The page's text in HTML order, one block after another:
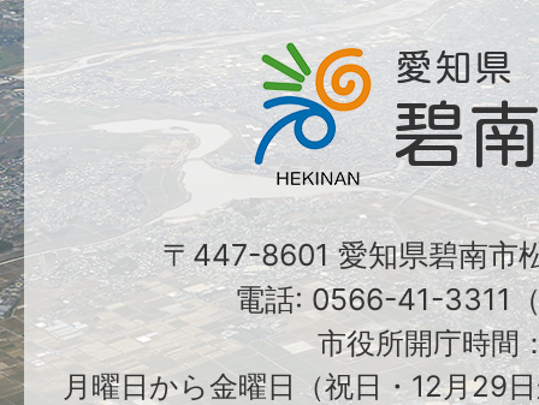
〒447-8601 愛知県碧南市
電話: 0566-41-3311
市役所開庁時間
月曜日から金曜日（祝日・12月29